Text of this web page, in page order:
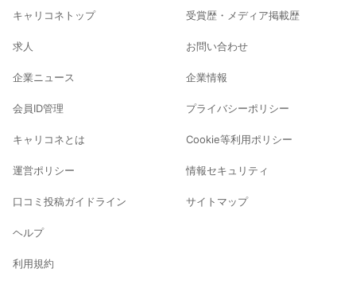
キャリコネトップ
求人
企業ニュース
会員ID管理
キャリコネとは
運営ポリシー
口コミ投稿ガイドライン
ヘルプ
利用規約
受賞歴・メディア掲載歴
お問い合わせ
企業情報
プライバシーポリシー
Cookie等利用ポリシー
情報セキュリティ
サイトマップ